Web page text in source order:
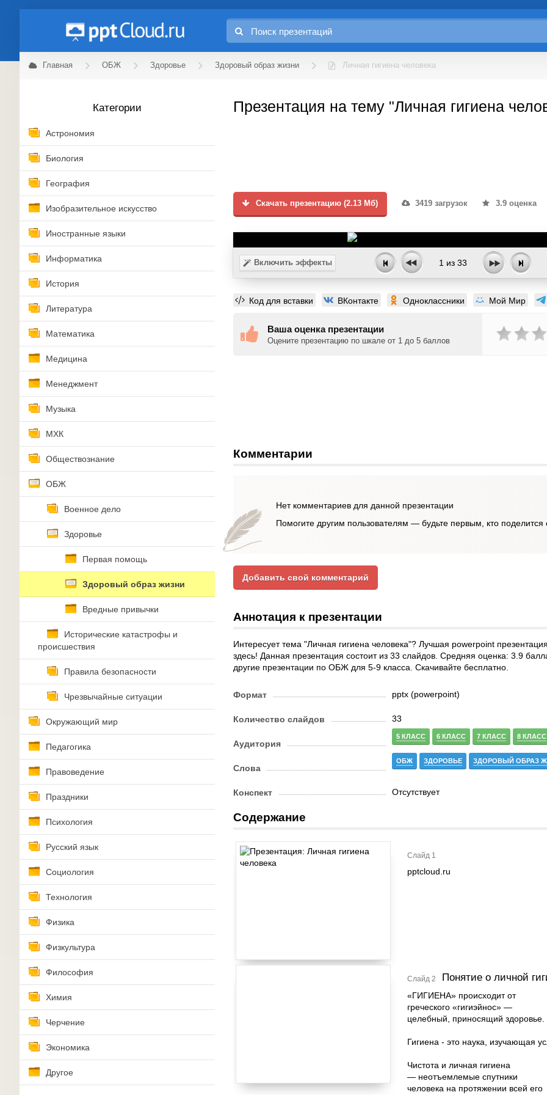
Главная ОБЖ Здоровье Здоровый образ жизни Личная гигиена человека
Категории
Астрономия
Биология
География
Изобразительное искусство
Иностранные языки
Информатика
История
Литература
Математика
Медицина
Менеджмент
Музыка
МХК
Обществознание
ОБЖ
Военное дело
Здоровье
Первая помощь
Здоровый образ жизни
Вредные привычки
Исторические катастрофы и
происшествия
Правила безопасности
Чрезвычайные ситуации
Окружающий мир
Педагогика
Правоведение
Праздники
Психология
Русский язык
Социология
Технология
Физика
Физкультура
Философия
Химия
Черчение
Экономика
Другое
Презентация на тему "Личная гигиена
Скачать презентацию (2.13 Мб) 3419 загрузок 3.9 оценка
Включить эффекты 1 из 33
Код для вставки ВКонтакте Одноклассники Мой Мир
Ваша оценка презентации
Оцените презентацию по шкале от 1 до 5 баллов
Комментарии
Нет комментариев для данной презентации
Помогите другим пользователям — будьте первым, кто
Добавить свой комментарий
Аннотация к презентации
Интересует тема "Личная гигиена человека"? Лучшая powerpoint
здесь! Данная презентация состоит из 33 слайдов. Средняя оценка: 3.9
другие презентации по ОБЖ для 5-9 класса. Скачивайте бесплатно.
Формат pptx (powerpoint)
Количество слайдов 33
Аудитория
5 КЛАСС 6 КЛАСС 7 КЛАСС 8 КЛАСС
Слова
ОБЖ ЗДОРОВЬЕ ЗДОРОВЫЙ ОБРАЗ
Конспект Отсутствует
Содержание
Слайд 1
pptcloud.ru
Слайд 2 Понятие о личной
«ГИГИЕНА» происходит от
греческого «гигиэйнос» —
целебный, приносящий здоровье.
Гигиена - это наука, изучающая
Чистота и личная гигиена
— неотъемлемые спутники
человека на протяжении всей его